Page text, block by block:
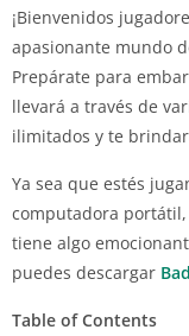
¡Bienvenidos
apasionante mundo
Prepárate para
llevará a través de
ilimitados y te
Ya sea que estés
computadora portátil,
tiene algo
puedes descargar
Table of Contents